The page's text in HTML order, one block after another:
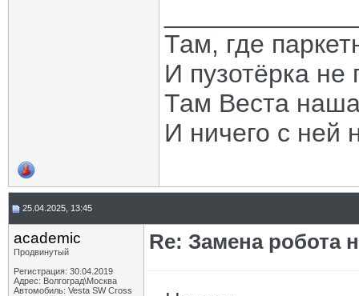
Там, где
И пузотёрка не
Там Веста
И ничего с ней
25.04.2025, 13:45
academic
Продвинутый
Регистрация: 30.04.2019
Адрес: Волгоград\Москва
Автомобиль: Vesta SW Cross
Re: Замена робота